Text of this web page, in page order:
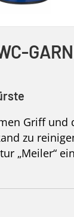
Griff und
zu
„Meiler“